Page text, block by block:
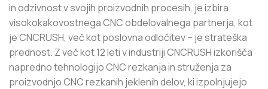
in odzivnost v svojih proizvodnih procesih, je izbira
visokokakovostnega CNC obdelovalnega partnerja, kot
je CNCRUSH, več kot poslovna odločitev – je strateška
prednost. Z več kot 12 leti v industriji CNCRUSH izkorišča
napredno tehnologijo CNC rezkanja in struženja za
proizvodnjo CNC rezkanih jeklenih delov, ki izpolnjujejo